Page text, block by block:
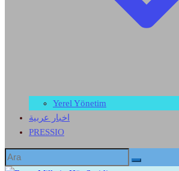
Yerel Yönetim
اخبار عربية
PRESSIO